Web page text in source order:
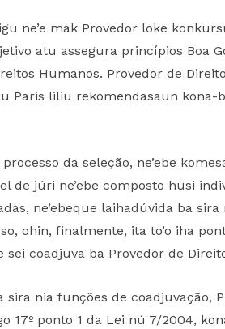
ne’e mak Provedor loke
atu assegura princípios Boa
Humanos. Provedor de
Paris liliu rekomendasaun kona-
da seleção, ne’ebe
de júri ne’ebe composto husi
ne’ebeque laihadúvida ba
ohin, finalmente, ita to’o iha
sei coadjuva ba Provedor de
sira nia funções de
17º ponto 1 da Lei nú 7/2004,